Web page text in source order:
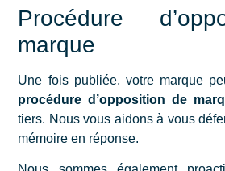
Procédure
marque
Une fois publiée, votre marque
procédure d’opposition de
tiers. Nous vous aidons à vous
mémoire en réponse.